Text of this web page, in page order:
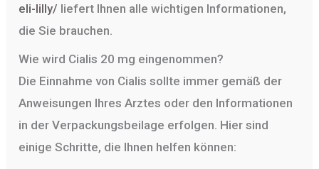
eli-lilly/ liefert Ihnen alle wichtigen Informationen,
die Sie brauchen.
Wie wird Cialis 20 mg eingenommen?
Die Einnahme von Cialis sollte immer gemäß der
Anweisungen Ihres Arztes oder den Informationen
in der Verpackungsbeilage erfolgen. Hier sind
einige Schritte, die Ihnen helfen können: